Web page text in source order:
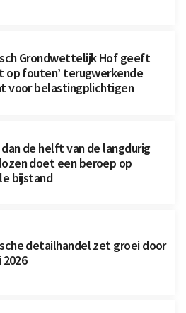
Grondwettelijk Hof geeft
op fouten’ terugwerkende
voor belastingplichtigen
de helft van de langdurig
doet een beroep op
bijstand
detailhandel zet groei door
2026